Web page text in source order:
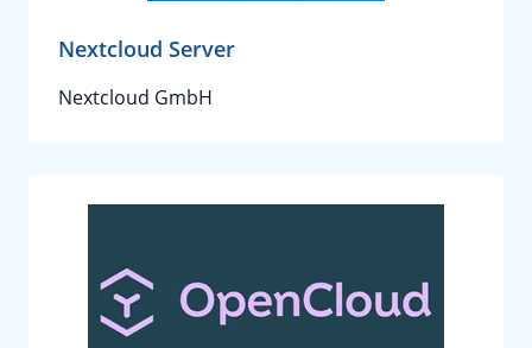
Nextcloud Server
Nextcloud GmbH